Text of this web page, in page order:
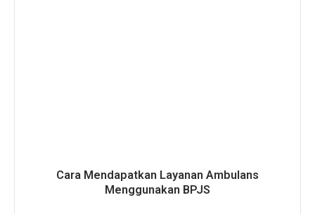
Cara Mendapatkan Layanan Ambulans
Menggunakan BPJS